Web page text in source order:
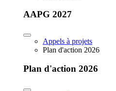
AAPG 2027
Appels à projets
Plan d'action 2026
Plan d'action 2026